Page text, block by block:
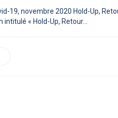
19, novembre 2020 Hold-Up,
« Hold-Up, Retour...